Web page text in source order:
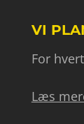
VI
For
Læs